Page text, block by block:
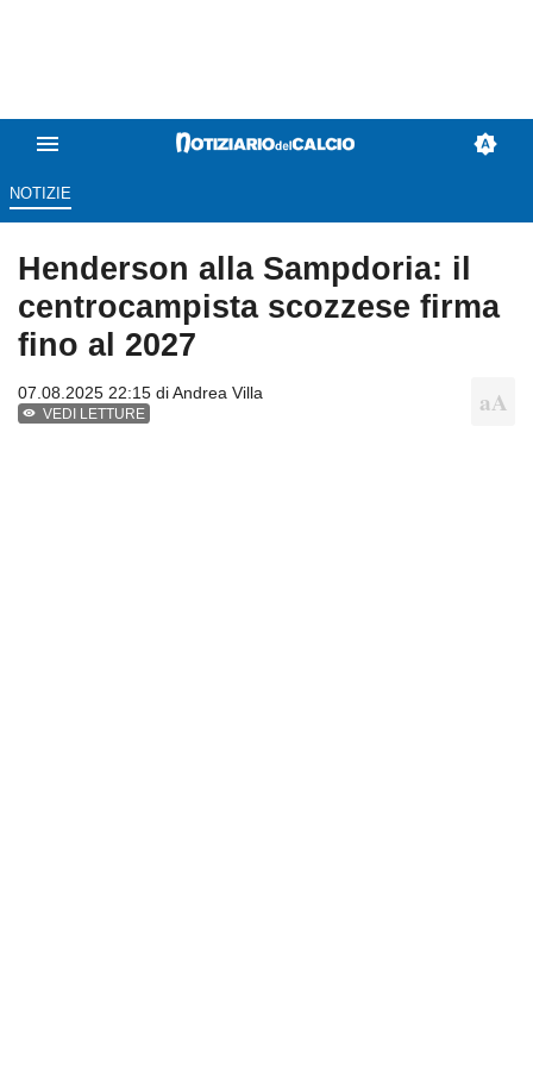
NOTIZIE
Henderson alla Sampdoria: il
centrocampista scozzese firma
fino al 2027
07.08.2025 22:15 diAndrea Villa
VEDI LETTURE